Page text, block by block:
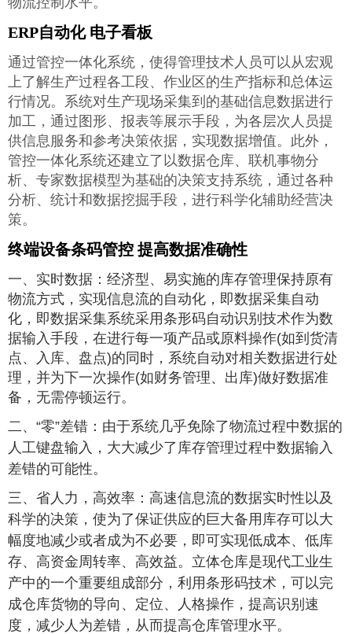
ERP自动化 电子看板
通过管控一体化系统，使得管理技术人员可以从宏观
上了解生产过程各工段、作业区的生产指标和总体运
行情况。系统对生产现场采集到的基础信息数据进行
加工，通过图形、报表等展示手段，为各层次人员提
供信息服务和参考决策依据，实现数据增值。此外，
管控一体化系统还建立了以数据仓库、联机事物分
析、专家数据模型为基础的决策支持系统，通过各种
分析、统计和数据挖掘手段，进行科学化辅助经营决
策。
终端设备条码管控 提高数据准确性
一、实时数据：经济型、易实施的库存管理保持原有
物流方式，实现信息流的自动化，即数据采集自动
化，即数据采集系统采用条形码自动识别技术作为数
据输入手段，在进行每一项产品或原料操作(如到货清
点、入库、盘点)的同时，系统自动对相关数据进行处
理，并为下一次操作(如财务管理、出库)做好数据准
备，无需停顿运行。
二、“零”差错 ： 由于系统几乎免除了物流过程中数据的
人工键盘输入，大大减少了库存管理过程中数据输入
差错的可能性。
三、省人力，高效率 ： 高速信息流的数据实时性以及
科学的决策，使为了保证供应的巨大备用库存可以大
幅度地减少或者成为不必要，即可实现低成本、低库
存、高资金周转率、高效益。立体仓库是现代工业生
产中的一个重要组成部分，利用条形码技术，可以完
成仓库货物的导向、定位、人格操作，提高识别速
度，减少人为差错，从而提高仓库管理水平。